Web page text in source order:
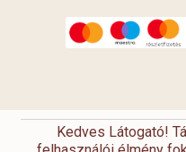
Kedves Látogató!